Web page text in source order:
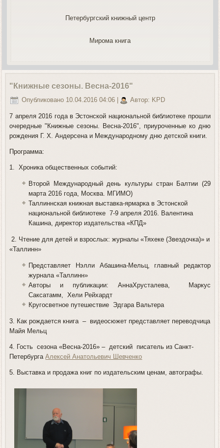
Петербургский книжный центр
Мирома книга
"Книжные сезоны. Весна-2016"
Опубликовано 10.04.2016 04:06 Автор: KPD
7 апреля 2016 года в Эстонской национальной библиотеке прошли
очередные "Книжные сезоны. Весна-2016", приуроченные ко дню
рождения Г. Х. Андерсена и Международному дню детской книги.
Программа:
1. Хроника общественных событий:
Второй Международный день культуры стран Балтии (29
марта 2016 года, Москва. МГИМО)
Таллиннская книжная выставка-ярмарка в Эстонской
национальной библиотеке 7-9 апреля 2016. Валентина
Кашина, директор издательства «КПД»
2. Чтение для детей и взрослых: журналы «Тяхеке (Звездочка)» и
«Таллинн»
Представляет Нэлли Абашина-Мельц, главный редактор
журнала «Таллинн»
Авторы и публикации: АннаХрусталева, Маркус
Саксатамм, Хели Рейхардт
Кругосветное путешествие Эдгара Вальтера
3. Как рождается книга – видеосюжет представляет переводчица
Майя Мельц
4. Гость сезона «Весна-2016» – детский писатель из Санкт-
ПетербургаАлексей Анатольевич Шевченко
5. Выставка и продажа книг по издательским ценам, автографы.